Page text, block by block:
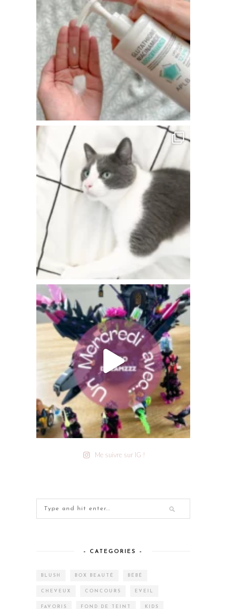
Me suivre sur IG !
– CATEGORIES –
BLUSH BOX BEAUTÉ BÉBÉ
CHEVEUX CONCOURS EVEIL
FAVORIS FOND DE TEINT KIDS